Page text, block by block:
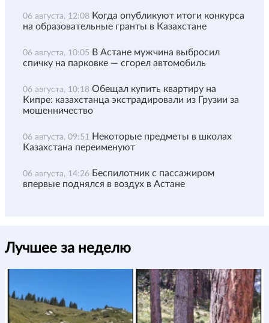
06 августа, 12:08 Когда опубликуют итоги конкурса
на образовательные гранты в Казахстане
06 августа, 10:05 В Астане мужчина выбросил
спичку на парковке — сгорел автомобиль
06 августа, 10:18 Обещал купить квартиру на
Кипре: казахстанца экстрадировали из Грузии за
мошенничество
06 августа, 09:51 Некоторые предметы в школах
Казахстана переименуют
06 августа, 14:26 Беспилотник с пассажиром
впервые поднялся в воздух в Астане
Лучшее за неделю